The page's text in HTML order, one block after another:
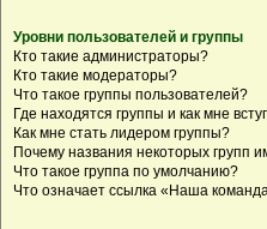
Уровни пользователей и группы
Кто такие администраторы?
Кто такие модераторы?
Что такое группы пользователей?
Где находятся группы и как мне
Как мне стать лидером группы?
Почему названия некоторых групп
Что такое группа по умолчанию?
Что означает ссылка «Наша